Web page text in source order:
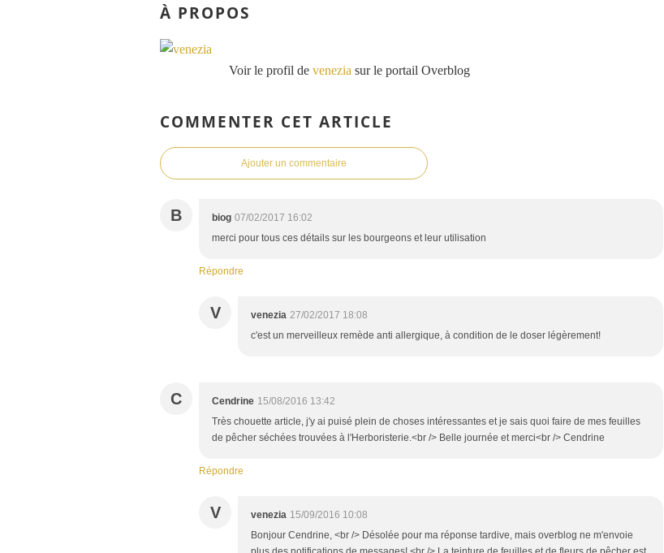
À PROPOS
Voir le profil de venezia sur le portail Overblog
COMMENTER CET ARTICLE
Ajouter un commentaire
B biog 07/02/2017 16:02
merci pour tous ces détails sur les bourgeons et leur utilisation
Répondre
V venezia 27/02/2017 18:08
c'est un merveilleux remède anti allergique, à condition de le doser légèrement!
C Cendrine 15/08/2016 13:42
Très chouette article, j'y ai puisé plein de choses intéressantes et je sais quoi faire de mes feuilles
de pêcher séchées trouvées à l'Herboristerie.<br /> Belle journée et merci<br /> Cendrine
Répondre
V venezia 15/09/2016 10:08
Bonjour Cendrine, <br /> Désolée pour ma réponse tardive, mais overblog ne m'envoie